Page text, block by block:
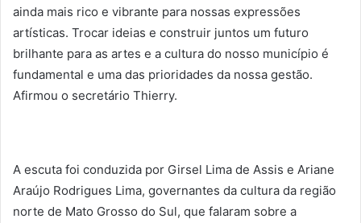
ainda mais rico e vibrante para nossas expressões
artísticas. Trocar ideias e construir juntos um futuro
brilhante para as artes e a cultura do nosso município é
fundamental e uma das prioridades da nossa gestão.
Afirmou o secretário Thierry.
A escuta foi conduzida por Girsel Lima de Assis e Ariane
Araújo Rodrigues Lima, governantes da cultura da região
norte de Mato Grosso do Sul, que falaram sobre a